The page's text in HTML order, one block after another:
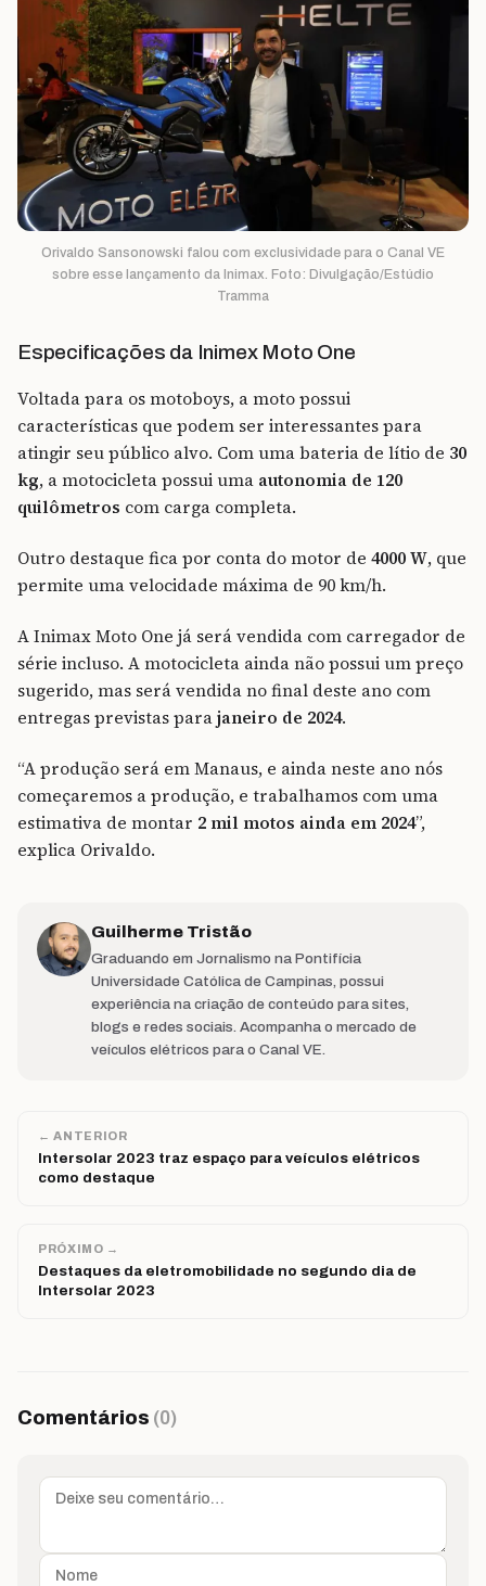
Orivaldo Sansonowski falou com exclusividade para o Canal VE
sobre esse lançamento da Inimax. Foto: Divulgação/Estúdio
Tramma
Especificações da Inimex Moto One
Voltada para os motoboys, a moto possui
características que podem ser interessantes para
atingir seu público alvo. Com uma bateria de lítio de 30
kg, a motocicleta possui uma autonomia de 120
quilômetros com carga completa.
Outro destaque fica por conta do motor de 4000 W, que
permite uma velocidade máxima de 90 km/h.
A Inimax Moto One já será vendida com carregador de
série incluso. A motocicleta ainda não possui um preço
sugerido, mas será vendida no final deste ano com
entregas previstas parajaneiro de 2024.
“A produção será em Manaus, e ainda neste ano nós
começaremos a produção, e trabalhamos com uma
estimativa de montar 2 mil motos ainda em 2024”,
explica Orivaldo.
Guilherme Tristão
Graduando em Jornalismo na Pontifícia
Universidade Católica de Campinas, possui
experiência na criação de conteúdo para sites,
blogs e redes sociais. Acompanha o mercado de
veículos elétricos para o Canal VE.
← ANTERIOR
Intersolar 2023 traz espaço para veículos elétricos
como destaque
PRÓXIMO →
Destaques da eletromobilidade no segundo dia de
Intersolar 2023
Comentários (0)